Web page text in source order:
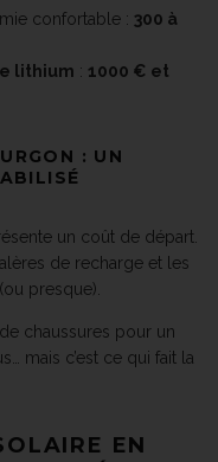
confortable : 300 à
lithium : 1000 € et
: UN
un coût de départ.
de recharge et les
presque).
chaussures pour un
mais c’est ce qui fait la
EN